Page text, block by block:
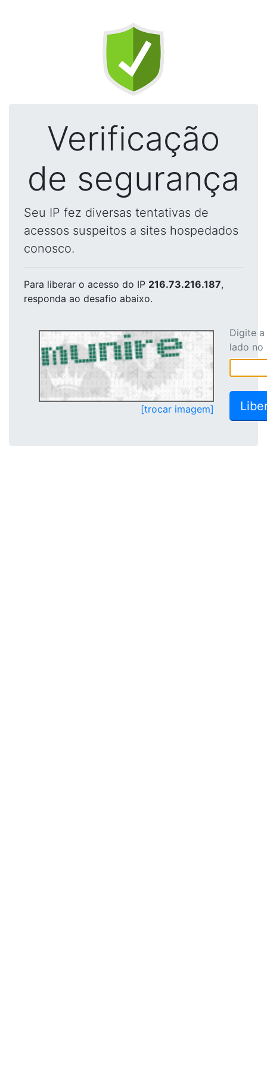
Verificação
de segurança
Seu IP fez diversas tentativas de
acessos suspeitos a sites hospedados
conosco.
Para liberar o acesso do IP 216.73.216.187,
responda ao desafio abaixo.
[trocar imagem]
Digite
lado no